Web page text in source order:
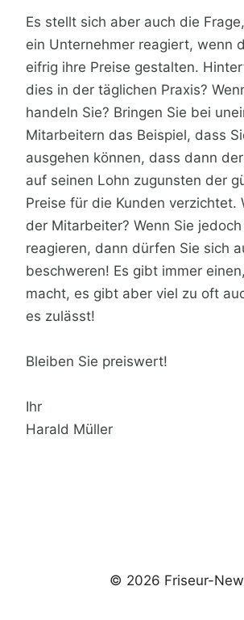
Es stellt sich aber auch die
ein Unternehmer reagiert, wenn
eifrig ihre Preise gestalten.
dies in der täglichen Praxis?
handeln Sie? Bringen Sie bei
Mitarbeitern das Beispiel, dass
ausgehen können, dass dann
auf seinen Lohn zugunsten der
Preise für die Kunden verzichtet.
der Mitarbeiter? Wenn Sie
reagieren, dann dürfen Sie sich
beschweren! Es gibt immer
macht, es gibt aber viel zu oft
es zulässt!
Bleiben Sie preiswert!
Ihr
Harald Müller
© 2026 Friseur-